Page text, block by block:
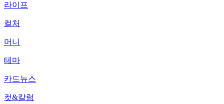
라이프
컬처
머니
테마
카드뉴스
컷&칼럼